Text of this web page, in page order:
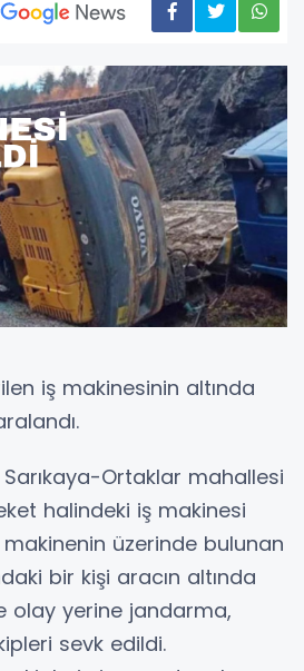
iş makinesinin altında
Ortaklar mahallesi
halindeki iş makinesi
makinenin üzerinde bulunan
bir kişi aracın altında
olay yerine jandarma,
sevk edildi.